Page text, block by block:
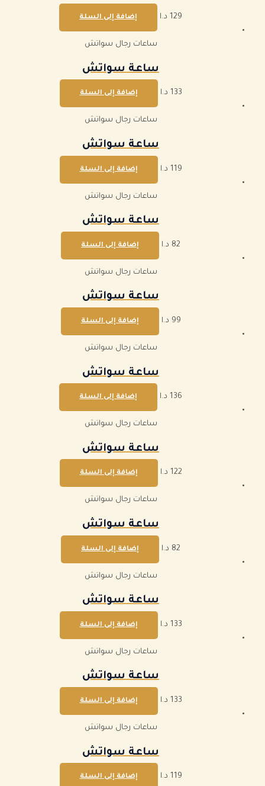
129 د.ا إضافة إلى السلة
ساعات رجال سواتش
ساعة سواتش
133 د.ا إضافة إلى السلة
ساعات رجال سواتش
ساعة سواتش
119 د.ا إضافة إلى السلة
ساعات رجال سواتش
ساعة سواتش
82 د.ا إضافة إلى السلة
ساعات رجال سواتش
ساعة سواتش
99 د.ا إضافة إلى السلة
ساعات رجال سواتش
ساعة سواتش
136 د.ا إضافة إلى السلة
ساعات رجال سواتش
ساعة سواتش
122 د.ا إضافة إلى السلة
ساعات رجال سواتش
ساعة سواتش
82 د.ا إضافة إلى السلة
ساعات رجال سواتش
ساعة سواتش
133 د.ا إضافة إلى السلة
ساعات رجال سواتش
ساعة سواتش
133 د.ا إضافة إلى السلة
ساعات رجال سواتش
ساعة سواتش
119 د.ا إضافة إلى السلة